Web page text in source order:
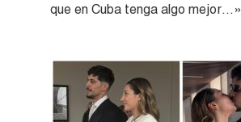
que en Cuba tenga algo mejor…»